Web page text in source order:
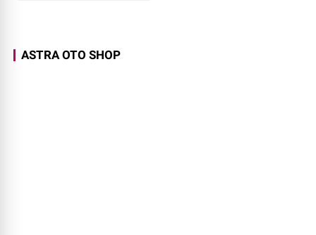
ASTRA OTO SHOP